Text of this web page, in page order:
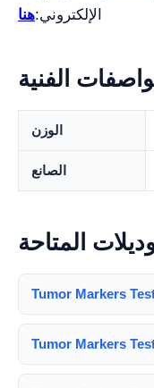
الإلكتروني:هنا
الفنية
الوزن
الصانع
المتاحة
Tumor Markers
Tumor Markers